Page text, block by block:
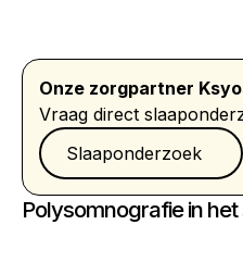
Onze zorgpartner
Vraag direct
Slaaponderzoek
Slaaponderzoek
Polysomnografie in